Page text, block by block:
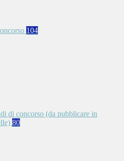
104
di concorso (da pubblicare in
80